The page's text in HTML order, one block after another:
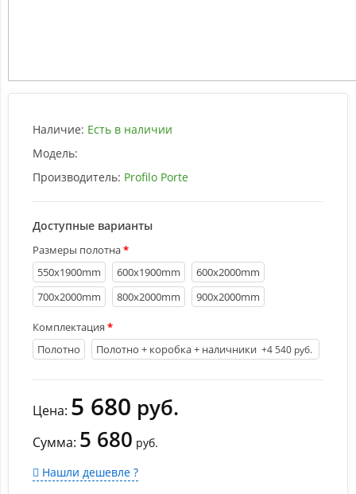
Наличие: Есть в наличии
Модель:
Производитель: Profilo Porte
Доступные варианты
Размеры полотна
550х1900mm
600х1900mm
600х2000mm
700х2000mm
800х2000mm 900х2000mm
Комплектация
Полотно
Полотно + коробка + наличники +4 540 руб.
Цена: 5 680 руб.
Сумма: 5 680 руб.
Нашли дешевле ?